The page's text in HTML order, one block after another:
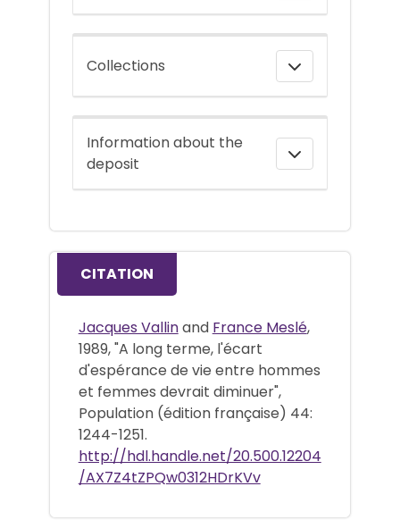
Collections
Information about the
deposit
CITATION
Jacques Vallinand France Meslé,
1989, "A long terme, l'écart
d'espérance de vie entre hommes
et femmes devrait diminuer",
Population (édition française) 44:
1244-1251.
http://hdl.handle.net/20.500.12204
/AX7Z4tZPQw0312HDrKVv